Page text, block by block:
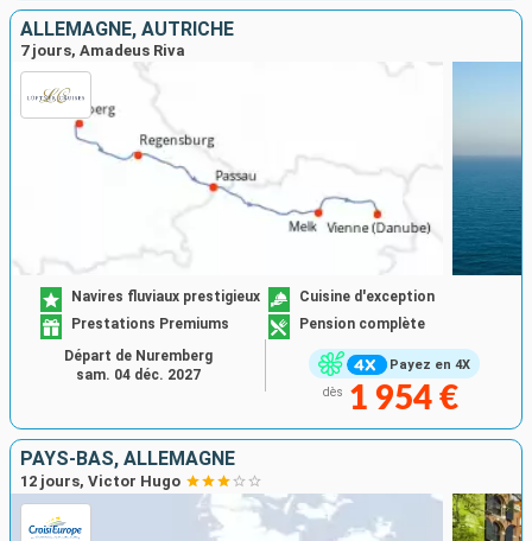
ALLEMAGNE, AUTRICHE
7 jours, Amadeus Riva
Payez en 4X
Navires fluviaux prestigieux
Cuisine d'exception
Prestations Premiums
Pension complète
dès 1 954 €
Départ de Nuremberg
sam. 04 déc. 2027
PAYS-BAS, ALLEMAGNE
12 jours, Victor Hugo